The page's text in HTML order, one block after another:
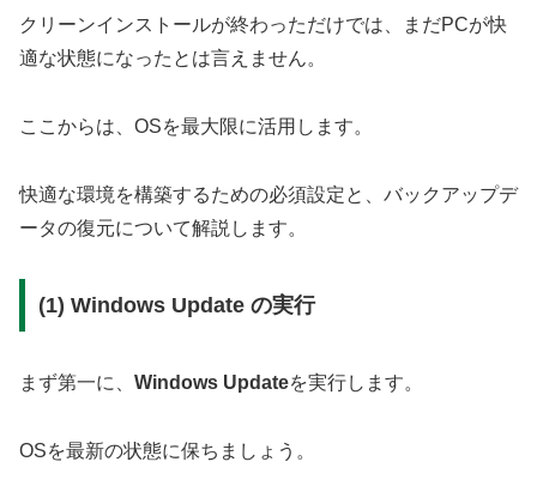
クリーンインストールが終わっただけでは、まだPCが快
適な状態になったとは言えません。
ここからは、OSを最大限に活用します。
快適な環境を構築するための必須設定と、バックアップデ
ータの復元について解説します。
(1) Windows Update の実行
まず第一に、 Windows Updateを実行します。
OSを最新の状態に保ちましょう。